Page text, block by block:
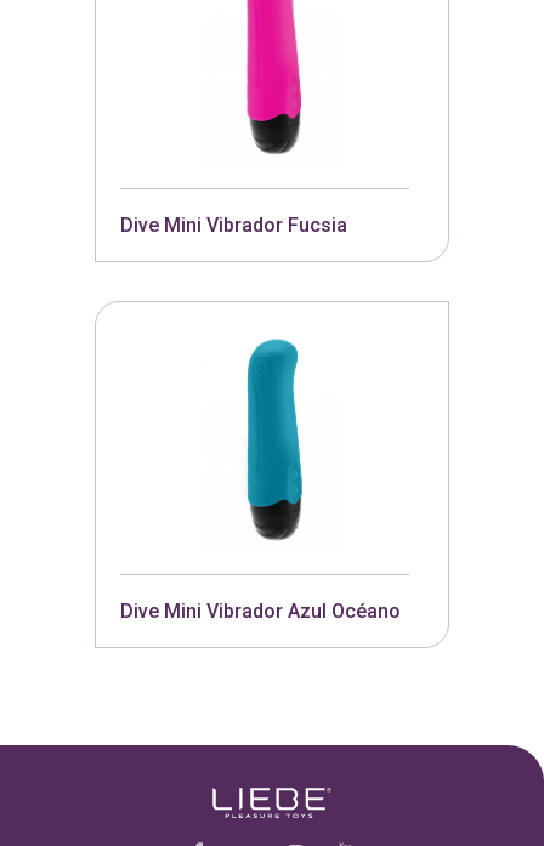
Dive Mini Vibrador Fucsia
Dive Mini Vibrador Azul Océano